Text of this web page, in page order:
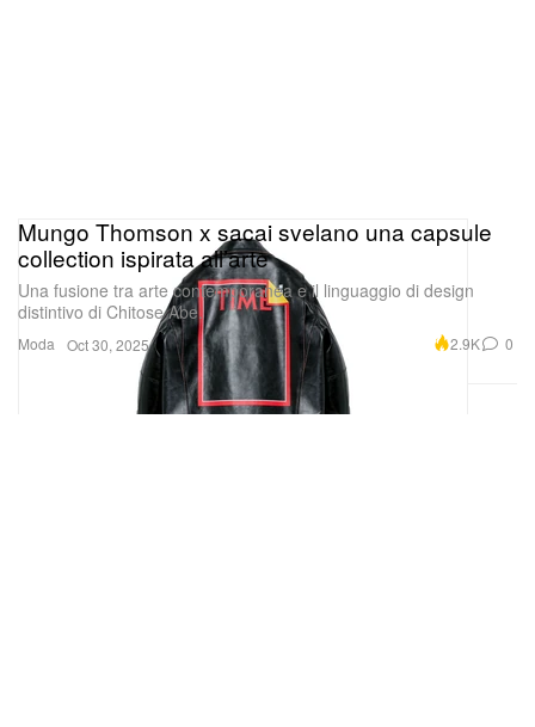
Moda
Mungo Thomson x sacai svelano una capsule
collection ispirata all’arte
Una fusione tra arte contemporanea e il linguaggio di design
distintivo di Chitose Abe.
Oct 30, 2025 2.9K 0